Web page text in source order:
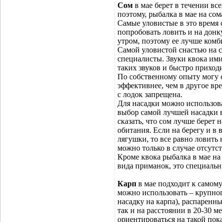
Сом в мае берет в течении
поэтому, рыбалка в мае на
Самые уловистые в это
попробовать ловить и на
утром, поэтому ее лучше
Самой уловистой снастью на
специалисты. Звуки квока
таких звуков и быстро
По собственному опыту могу
эффективнее, чем в другое
с лодок запрещена.
Для насадки можно
выбор самой лучшей насадки
сказать, что сом лучше берет
обитания. Если на берегу и в
лягушки, то все равно
можно только в случае
Кроме квока рыбалка в мае
вида приманок, это
Карп в мае подходит к
можно использовать –
насадку на карпа),
так и на расстоянии в 20-30
ориентироваться на такой